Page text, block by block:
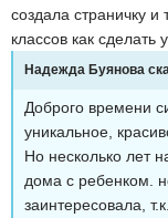
создала страничку
классов как сделать
Надежда Буянова
Доброго времени
уникальное,
Но несколько лет
дома с ребенком.
заинтересовала,